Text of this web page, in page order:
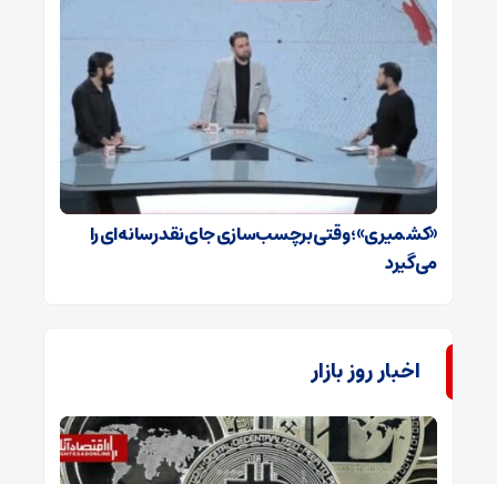
«کشمیری»؛ وقتی برچسب‌سازی جای نقد رسانه‌ای را
می‌گیرد
اخبار روز بازار